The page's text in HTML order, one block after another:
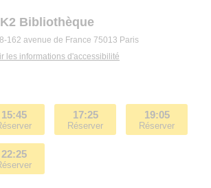
Bibliothèque
162 avenue de France 75013 Paris
les informations d'accessibilité
15:45 17:25
Réserver
19:05
Réserver
22:25